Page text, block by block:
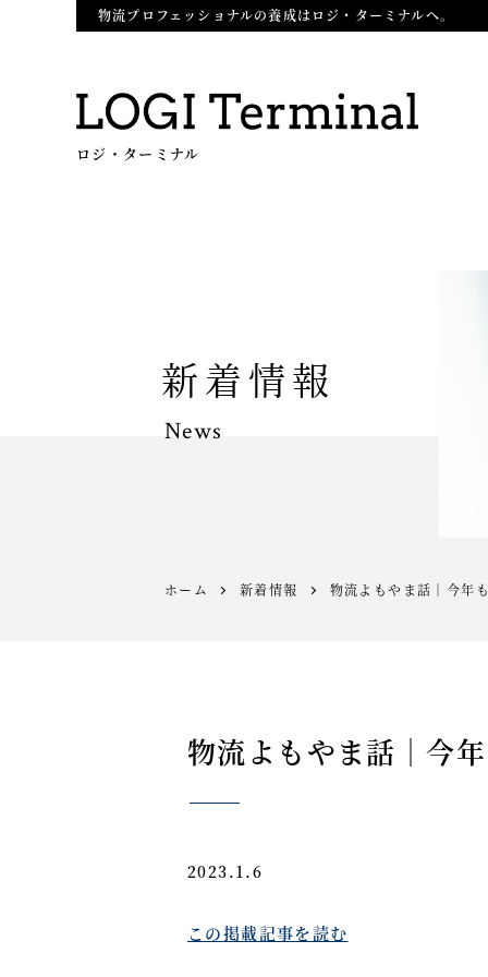
物流プロフェッショナルの養成はロジ・ターミナルへ。
ロジ・ターミナル
新着情報
News
ホーム 新着情報 物流よもやま話｜今年
物流よもやま話｜今
2023.1.6
この掲載記事を読む